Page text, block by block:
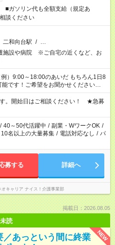
■ガソリン代も全額支給（規定あ
談ください
二和向台駅 / …
施設や病院 ※ご自宅の近くなど、お
例）9:00～18:00のあいだ もちろん1日8
です！ご希望をお聞かせください！
ライフスタイルに合わせて お選びい
15時間以上の勤務
。開始日はご相談ください！ ★急募
/ 40～50代活躍中 / 副業・WワークOK /
10名以上の大量募集 / 電話対応なし / パ
募する 詳細へ
オキャリア ナイス！介護事業部
掲載日：2026.08.05
未読
NEW
／あっという間に終業